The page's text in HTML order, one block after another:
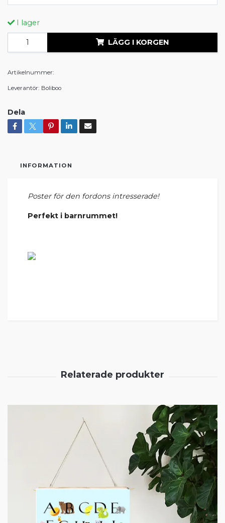
I lager
LÄGG I KORGEN
Artikelnummer:
Leverantör: Boliboo
Dela
INFORMATION
Poster för den fordons intresserade!
Perfekt i barnrummet!